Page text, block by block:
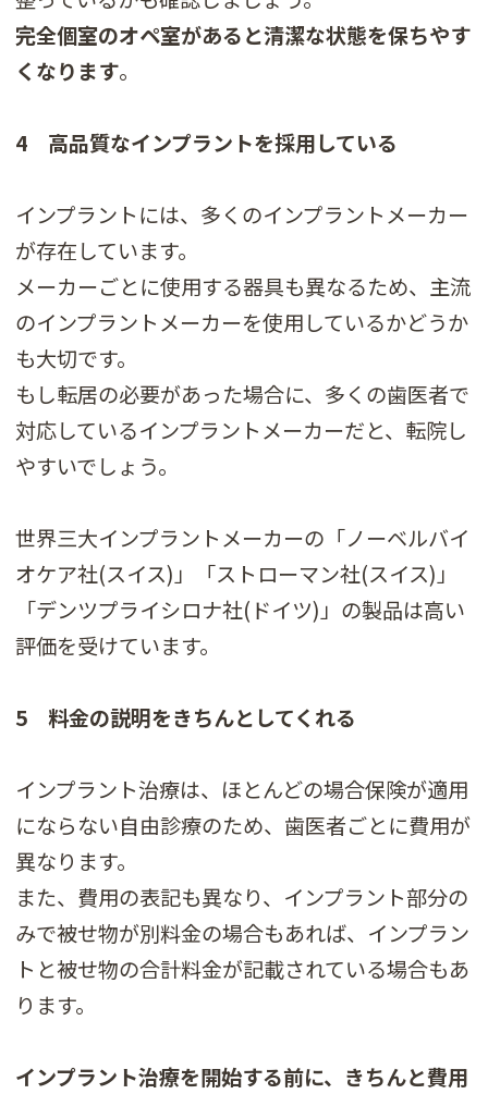
完全個室のオペ室があると清潔な状態を保ちやす
くなります。
4 高品質なインプラントを採用している
インプラントには、多くのインプラントメーカー
が存在しています。
メーカーごとに使用する器具も異なるため、主流
のインプラントメーカーを使用しているかどうか
も大切です。
もし転居の必要があった場合に、多くの歯医者で
対応しているインプラントメーカーだと、転院し
やすいでしょう。
世界三大インプラントメーカーの「ノーベルバイ
オケア社(スイス)」「ストローマン社(スイス)」
「デンツプライシロナ社(ドイツ)」の製品は高い
評価を受けています。
5 料金の説明をきちんとしてくれる
インプラント治療は、ほとんどの場合保険が適用
にならない自由診療のため、歯医者ごとに費用が
異なります。
また、費用の表記も異なり、インプラント部分の
みで被せ物が別料金の場合もあれば、インプラン
トと被せ物の合計料金が記載されている場合もあ
ります。
インプラント治療を開始する前に、きちんと費用